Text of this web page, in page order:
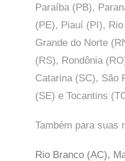
Paraíba (PB),
(PE), Piauí (PI),
Grande do Norte
(RS), Rondônia
Catarina (SC), São
(SE) e Tocantins
Também para suas
Rio Branco (AC),